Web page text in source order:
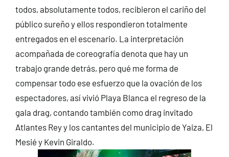
todos, absolutamente todos, recibieron el cariño del
público sureño y ellos respondieron totalmente
entregados en el escenario. La interpretación
acompañada de coreografía denota que hay un
trabajo grande detrás, pero qué me forma de
compensar todo ese esfuerzo que la ovación de los
espectadores, así vivió Playa Blanca el regreso de la
gala drag, contando también como drag invitado
Atlantes Rey y los cantantes del municipio de Yaiza, El
Mesié y Kevin Giraldo.